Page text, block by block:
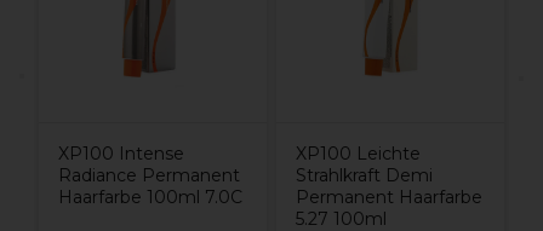
XP100 Intense
Radiance Permanent
Haarfarbe 100ml 7.0C
XP100 Leichte
Strahlkraft Demi
Permanent Haarfarbe
5.27 100ml